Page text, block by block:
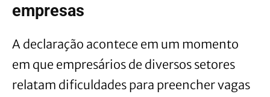
empresas
A declaração acontece em um momento
em que empresários de diversos setores
relatam dificuldades para preencher vagas